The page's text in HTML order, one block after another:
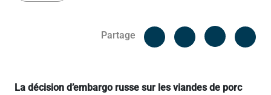
Partage
Facebook
La décision d’embargo russe sur les viandes de porc